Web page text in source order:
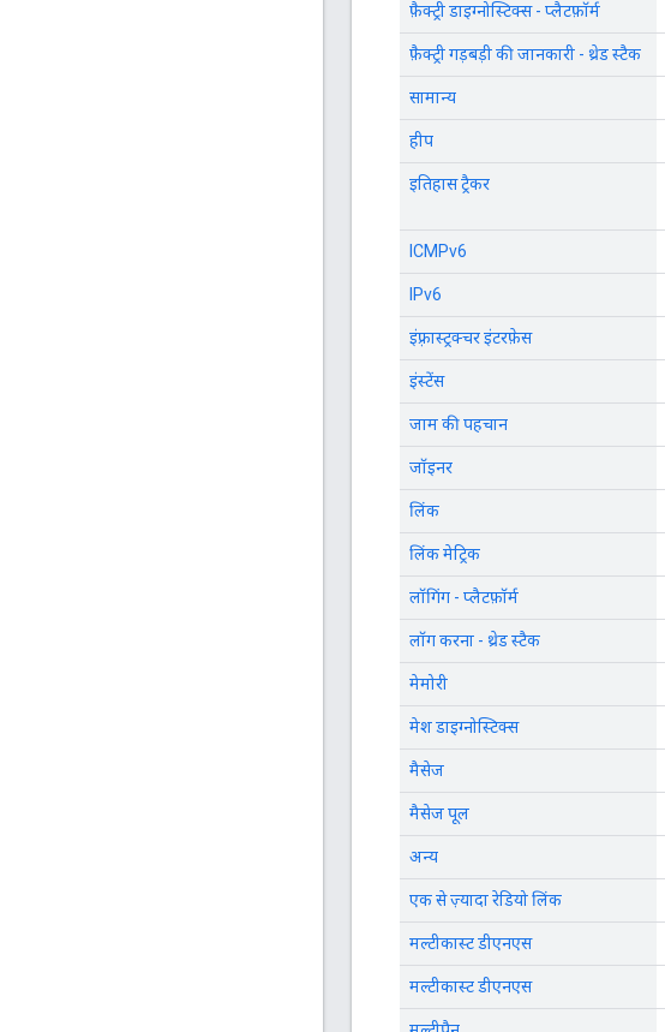
फ़ैक्ट्री डाइग्नोस्टिक्स - प्लैटफ़ॉर्म
फ़ैक्ट्री गड़बड़ी की जानकारी - थ्रेड स्टैक
सामान्य
हीप
इतिहास ट्रैकर
ICMPv6
IPv6
इंफ़्रास्ट्रक्चर इंटरफ़ेस
इंस्टेंस
जाम की पहचान
जॉइनर
लिंक
लिंक मेट्रिक
लॉगिंग - प्लैटफ़ॉर्म
लॉग करना - थ्रेड स्टैक
मेमोरी
मेश डाइग्नोस्टिक्स
मैसेज
मैसेज पूल
अन्य
एक से ज़्यादा रेडियो लिंक
मल्टीकास्ट डीएनएस
मल्टीकास्ट डीएनएस